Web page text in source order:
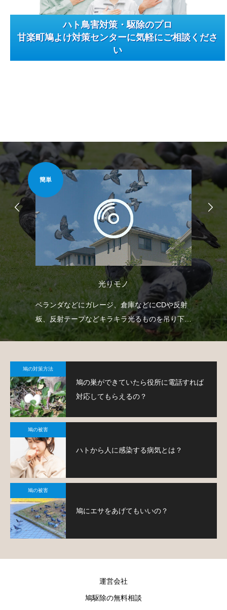
ハト鳥害対策・駆除のプロ
甘楽町鳩よけ対策センターに気軽にご相談くださ
い
簡単
光りモノ
ベランダなどにガレージ、倉庫などにCDや反射
板、反射テープなどキラキラ光るものを吊り下げ
て、鳩を寄り付きにくくするという方法です。
鳩の対策方法
鳩の巣ができていたら役所に電話すれば
対応してもらえるの？
鳩の被害
ハトから人に感染する病気とは？
鳩の被害
鳩にエサをあげてもいいの？
運営会社
鳩駆除の無料相談